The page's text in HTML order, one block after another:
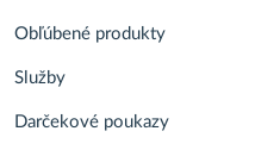
Obľúbené produkty
Služby
Darčekové poukazy